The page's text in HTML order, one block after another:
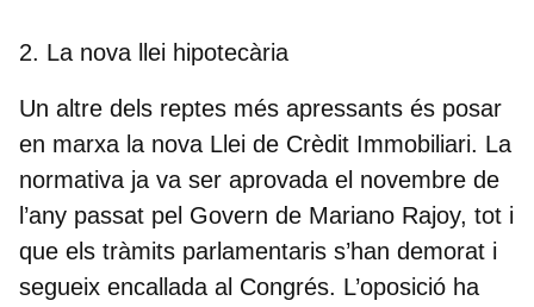
2. La nova llei hipotecària
Un altre dels reptes més apressants és posar
en marxa la nova Llei de Crèdit Immobiliari. La
normativa ja va ser aprovada el novembre de
l’any passat pel Govern de Mariano Rajoy, tot i
que els tràmits parlamentaris s’han demorat i
segueix encallada al Congrés. L’oposició ha